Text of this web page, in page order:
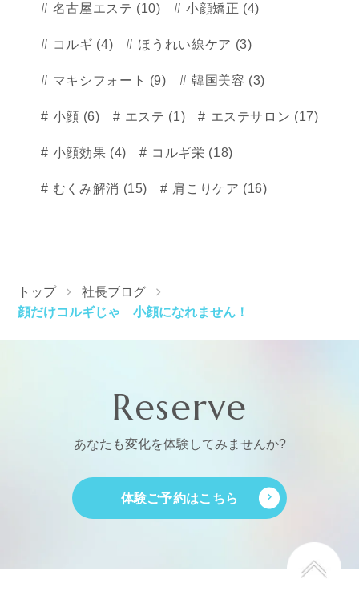
名古屋エステ (10) 小顔矯正 (4)
コルギ (4) ほうれい線ケア (3)
マキシフォート (9) 韓国美容 (3)
小顔 (6) エステ (1) エステサロン (17)
小顔効果 (4) コルギ栄 (18)
むくみ解消 (15) 肩こりケア (16)
トップ
社長ブログ
顔だけコルギじゃ 小顔になれません！
Reserve
あなたも変化を体験してみませんか?
体験ご予約はこちら